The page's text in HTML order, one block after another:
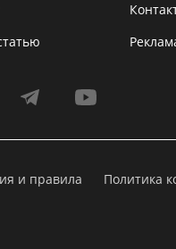
и правила Политика